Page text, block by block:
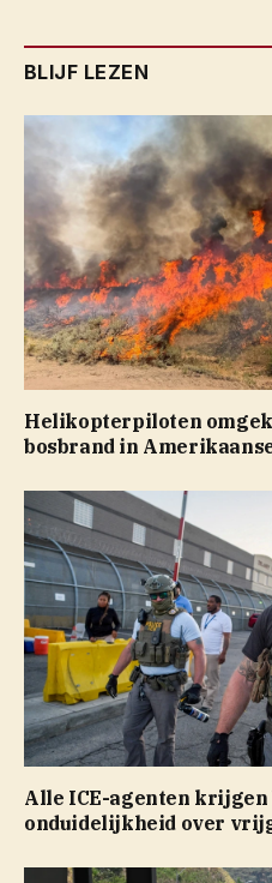
BLIJF LEZEN
Helikopterpiloten
bosbrand in
Alle ICE-agenten krijgen
onduidelijkheid over